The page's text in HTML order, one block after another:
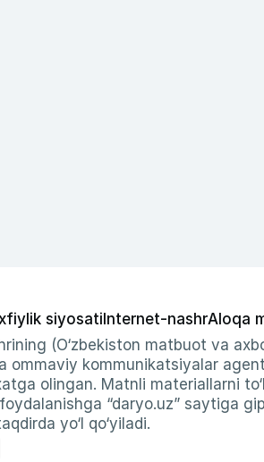
siyosati Internet-nashrAloqa
(O‘zbekiston matbuot va
ommaviy kommunikatsiyalar
olingan. Matnli materiallarni
“daryo.uz” saytiga
yo‘l qo‘yiladi.